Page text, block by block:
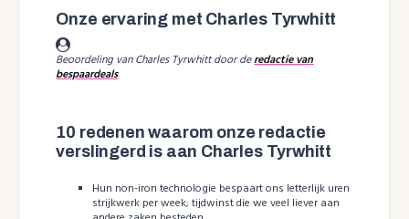
Onze ervaring met Charles Tyrwhitt
Beoordeling van Charles Tyrwhitt door deredactie van
bespaardeals
10 redenen waarom onze redactie
verslingerd is aan Charles Tyrwhitt
Hun non-iron technologie bespaart ons letterlijk uren
strijkwerk per week; tijdwinst die we veel liever aan